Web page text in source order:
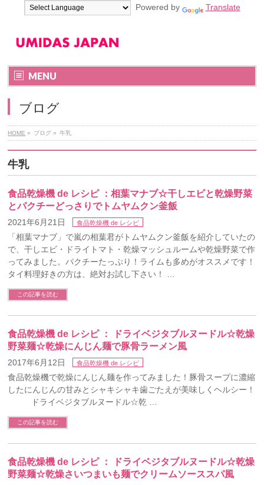
Powered by Translate
MENU
ブログ
HOME » ブログ » 牛乳
牛乳
食品乾燥機 de レシピ ：相葉マナブ☆干しエビと乾燥野菜
とパクチーどっさりでトムヤムクン釜飯
2021年6月21日 食品乾燥機 de レシピ
「相葉マナブ」で嵐の相葉君がトムヤムクン釜飯を紹介していたの
で、干しエビ・ドライトマト・乾燥マッシュルームや乾燥野菜で作
ってみました。パクチーたっぷり！ライムも多めがオススメです！
タイ料理好きの方は、絶対お試し下さい！ …
この記事を読む
食品乾燥機 de レシピ ： ドライベジタブルヌードル☆乾燥
野菜麺☆乾燥にんじん麺で豚骨ラーメン風
2017年6月12日 食品乾燥機 de レシピ
食品乾燥機で乾燥にんじん麺を作ってみました！豚骨スープに濃縮
したにんじんの甘みとシャキシャキ歯ごたえが美味しくヘルシー！
ドライベジタブルヌードル☆乾 …
この記事を読む
食品乾燥機 de レシピ ： ドライベジタブルヌードル☆乾燥
野菜麺☆乾燥さいつまいも麺でクリームソーススパ風